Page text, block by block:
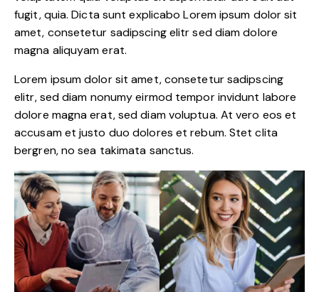
fugit, quia. Dicta sunt explicabo Lorem ipsum dolor sit
amet, consetetur sadipscing elitr sed diam dolore
magna aliquyam erat.
Lorem ipsum dolor sit amet, consetetur sadipscing
elitr, sed diam nonumy eirmod tempor invidunt labore
dolore magna erat, sed diam voluptua. At vero eos et
accusam et justo duo dolores et rebum. Stet clita
bergren, no sea takimata sanctus.